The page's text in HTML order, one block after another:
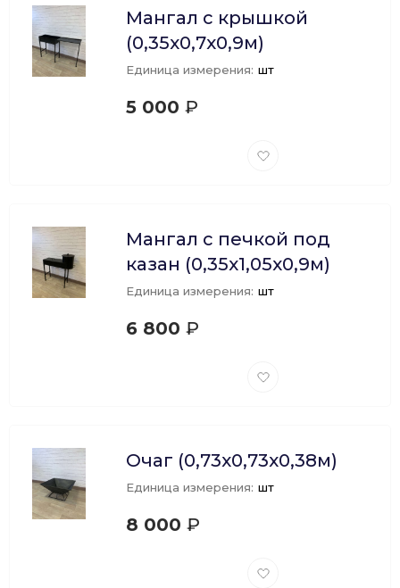
Мангал с крышкой
(0,35х0,7х0,9м)
Единица измерения: шт
5 000 ₽
Добавить
Мангал с печкой под
казан (0,35х1,05х0,9м)
Единица измерения: шт
6 800 ₽
Добавить
Очаг (0,73х0,73х0,38м)
Единица измерения: шт
8 000 ₽
Добавить